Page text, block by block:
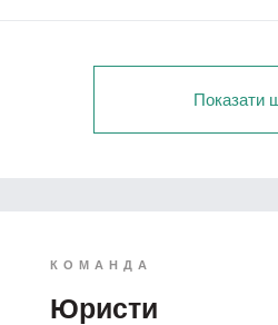
Показати
КОМАНДА
Юристи